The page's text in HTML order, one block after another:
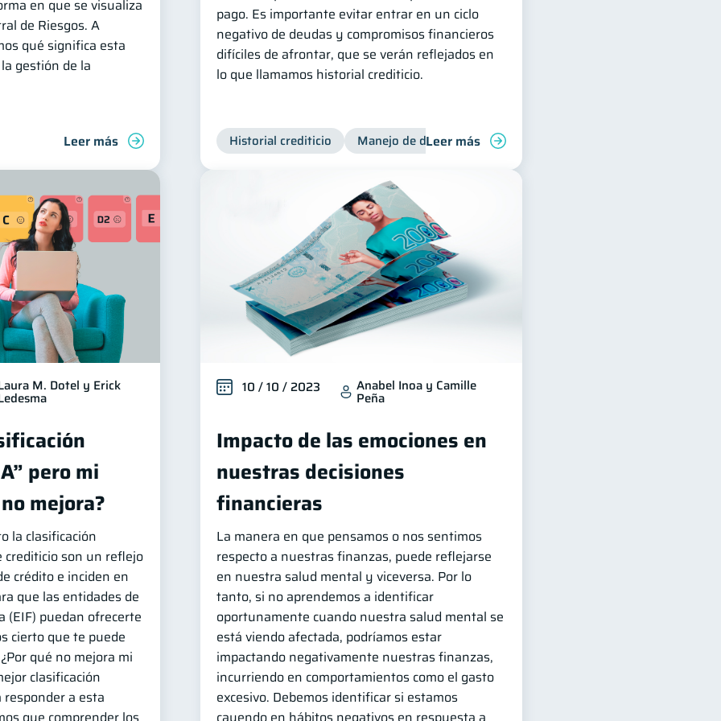
en que se visualiza
de Riesgos. A
qué significa esta
gestión de la
Leer más
pago. Es importante evitar entrar en un ciclo
negativo de deudas y compromisos financieros
difíciles de afrontar, que se verán reflejados en
lo que llamamos historial crediticio.
Historial crediticio Manejo de deudas Control de deudas
Leer más
M. Dotel y Erick
pero mi
mejora?
la clasificación
crediticio son un reflejo
crédito e inciden en
que las entidades de
puedan ofrecerte
cierto que te puede
qué no mejora mi
clasificación
a esta
10 / 10 / 2023 Anabel Inoa y Camille
Peña
Impacto de las emociones en
nuestras decisiones
financieras
La manera en que pensamos o nos sentimos
respecto a nuestras finanzas, puede reflejarse
en nuestra salud mental y viceversa. Por lo
tanto, si no aprendemos a identificar
oportunamente cuando nuestra salud mental se
está viendo afectada, podríamos estar
impactando negativamente nuestras finanzas,
incurriendo en comportamientos como el gasto
excesivo. Debemos identificar si estamos